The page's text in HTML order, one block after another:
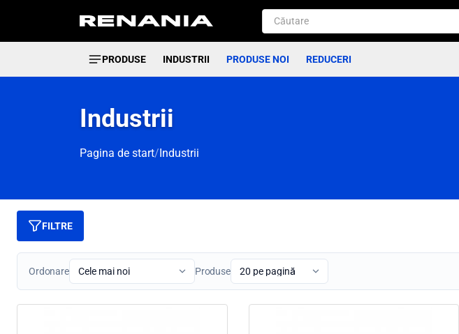
PRODUSE INDUSTRII PRODUSE NOI REDUCERI
Industrii
Pagina de start/ Industrii
FILTRE
Ordonare Produse